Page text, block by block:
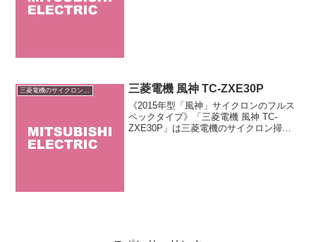
三菱電機のサイクロン掃除機 三菱電機 風神 TC-ZXE30P
《2015年型「風神」サイクロンのフルス
ペックタイプ》「三菱電機 風神 TC-
ZXE30P」は三菱電機のサイクロン掃除